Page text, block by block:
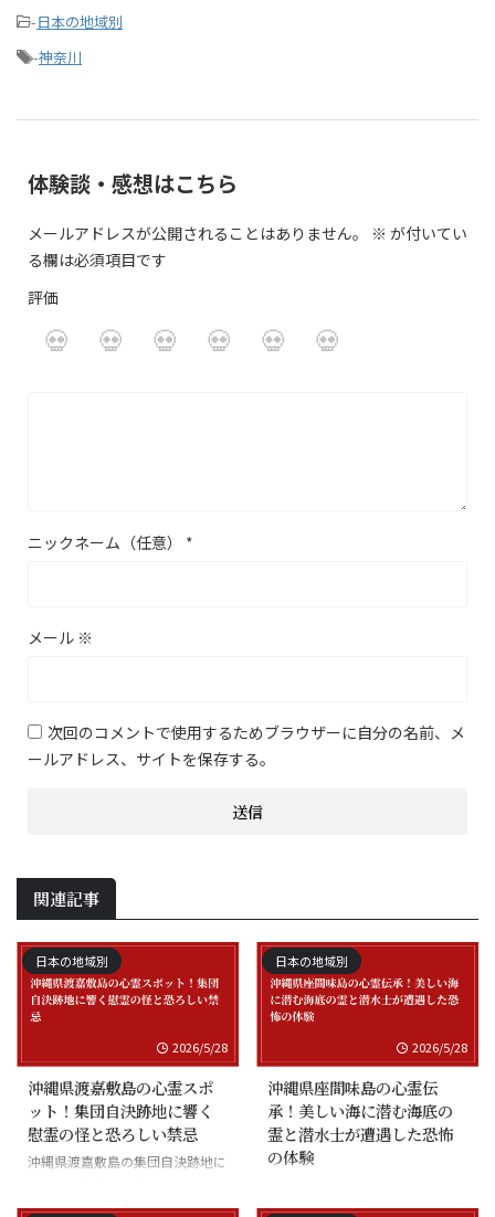
-日本の地域別
-神奈川
体験談・感想はこちら
メールアドレスが公開されることはありません。 ※ が付いてい
る欄は必須項目です
評価
ニックネーム（任意） *
メール ※
次回のコメントで使用するためブラウザーに自分の名前、メ
ールアドレス、サイトを保存する。
関連記事
日本の地域別
2026/5/28
沖縄県渡嘉敷島の心霊スポ
ット！集団自決跡地に響く
慰霊の怪と恐ろしい禁忌
沖縄県渡嘉敷島の集団自決跡地に
日本の地域別
2026/5/28
沖縄県座間味島の心霊伝
承！美しい海に潜む海底の
霊と潜水士が遭遇した恐怖
の体験
士の怪談